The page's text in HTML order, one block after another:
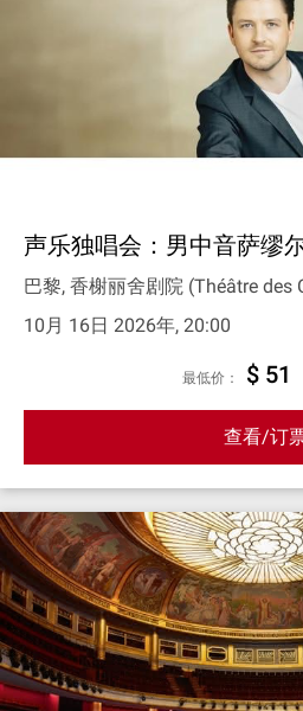
声乐独唱会：男中音萨缪
巴黎, 香榭丽舍剧院 (Théâtre des
10月 16日 2026年, 20:00
最低价： $ 51
查看/订